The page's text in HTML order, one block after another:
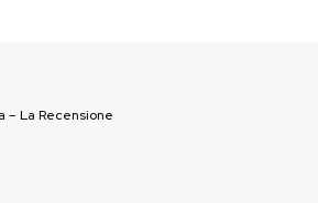
– La Recensione